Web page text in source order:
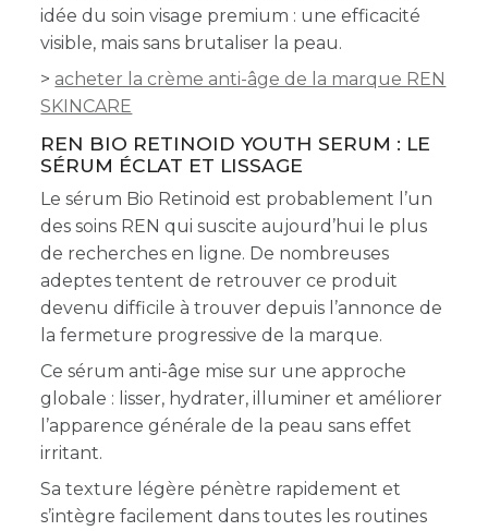
idée du soin visage premium : une efficacité
visible, mais sans brutaliser la peau.
> acheter la crème anti-âge de la marque REN
SKINCARE
REN BIO RETINOID YOUTH SERUM : LE
SÉRUM ÉCLAT ET LISSAGE
Le sérum Bio Retinoid est probablement l’un
des soins REN qui suscite aujourd’hui le plus
de recherches en ligne. De nombreuses
adeptes tentent de retrouver ce produit
devenu difficile à trouver depuis l’annonce de
la fermeture progressive de la marque.
Ce sérum anti-âge mise sur une approche
globale : lisser, hydrater, illuminer et améliorer
l’apparence générale de la peau sans effet
irritant.
Sa texture légère pénètre rapidement et
s’intègre facilement dans toutes les routines